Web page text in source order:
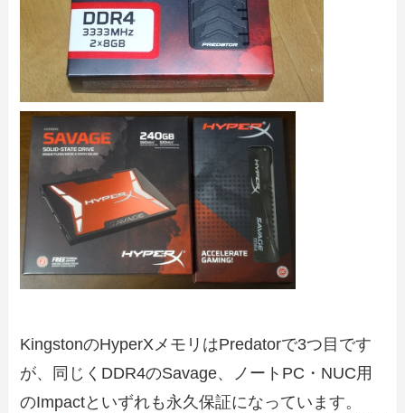
KingstonのHyperXメモリはPredatorで3つ目です
が、同じくDDR4のSavage、ノートPC・NUC用
のImpactといずれも永久保証になっています。